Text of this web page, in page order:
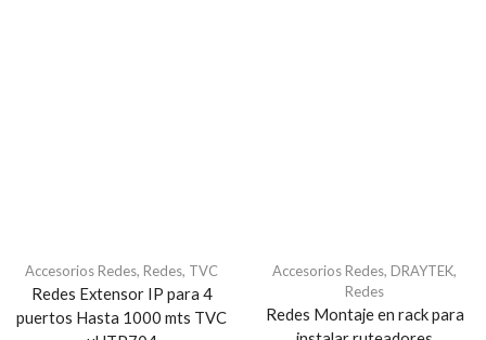
Accesorios Redes, Redes, TVC
Redes Extensor IP para 4
puertos Hasta 1000 mts TVC
Accesorios Redes, DRAYTEK,
Redes
Redes Montaje en rack para